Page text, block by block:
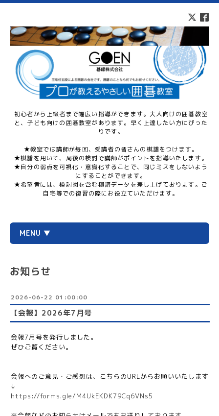
初心者から上級者まで幅広い指導ができます。大人向けの囲碁教室
と、子ども向けの囲碁教室があります。早く上達したい方にぴった
りです。
★教室では講師が毎回、受講者の皆さんの棋譜をつけます。
★棋譜を用いて、局後の検討で講師がポイントを指導いたします。
★自分の弱点を可視化・意識化することで、同じミスをしないよう
にすることができます。
★希望者には、検討図を含む棋譜データを差し上げております。ご
自宅等での復習の際にお役立ていただけます。
MENU ▼
お知らせ
2026-06-22 01:00:00
【会報】2026年7月号
会報7月号を発行しました。
ぜひご覧ください。
会報へのご意見・ご感想は、こちらのURLからお願いいたします
↓
https://forms.gle/M4UkEKDK79Cq6VNs5